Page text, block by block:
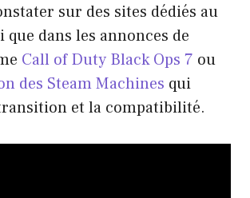
sur des sites dédiés au
dans les annonces de
Call of Duty Black Ops 7 ou
des Steam Machines qui
et la compatibilité.